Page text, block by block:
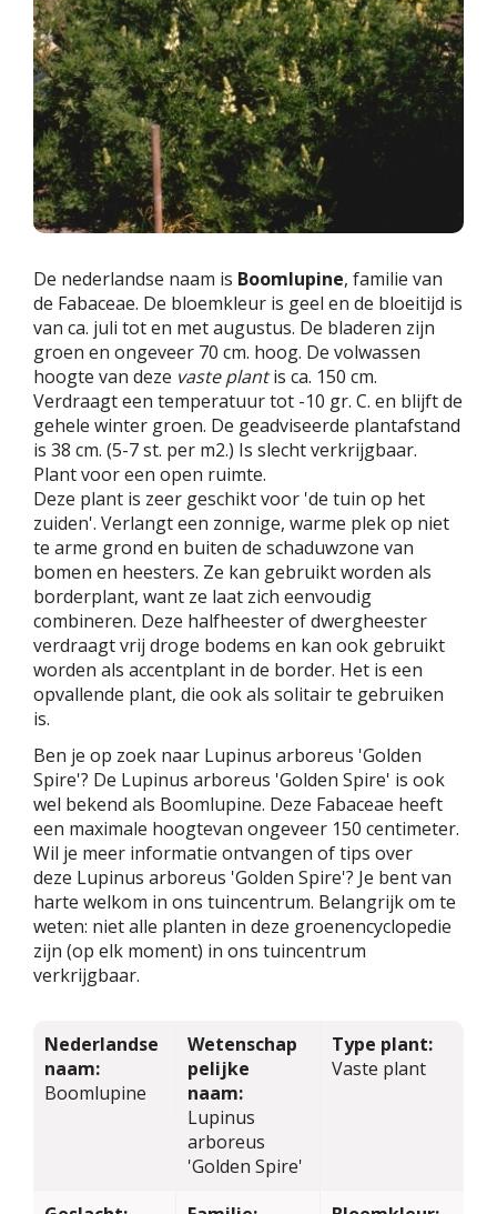
De nederlandse naam is Boomlupine, familie van
de Fabaceae. De bloemkleur is geel en de bloeitijd is
van ca. juli tot en met augustus. De bladeren zijn
groen en ongeveer 70 cm. hoog. De volwassen
hoogte van deze vaste plantis ca. 150 cm.
Verdraagt een temperatuur tot -10 gr. C. en blijft de
gehele winter groen. De geadviseerde plantafstand
is 38 cm. (5-7 st. per m2.) Is slecht verkrijgbaar.
Plant voor een open ruimte.
Deze plant is zeer geschikt voor 'de tuin op het
zuiden'. Verlangt een zonnige, warme plek op niet
te arme grond en buiten de schaduwzone van
bomen en heesters. Ze kan gebruikt worden als
borderplant, want ze laat zich eenvoudig
combineren. Deze halfheester of dwergheester
verdraagt vrij droge bodems en kan ook gebruikt
worden als accentplant in de border. Het is een
opvallende plant, die ook als solitair te gebruiken
is.
Ben je op zoek naar Lupinus arboreus 'Golden
Spire'? De Lupinus arboreus 'Golden Spire' is ook
wel bekend als Boomlupine. Deze Fabaceae heeft
een maximale hoogtevan ongeveer 150 centimeter.
Wil je meer informatie ontvangen of tips over
deze Lupinus arboreus 'Golden Spire'? Je bent van
harte welkom in ons tuincentrum. Belangrijk om te
weten: niet alle planten in deze groenencyclopedie
zijn (op elk moment) in ons tuincentrum
verkrijgbaar.
Nederlandse
naam:
Boomlupine
Wetenschap
pelijke
naam:
Lupinus
arboreus
'Golden Spire'
Type plant:
Vaste plant